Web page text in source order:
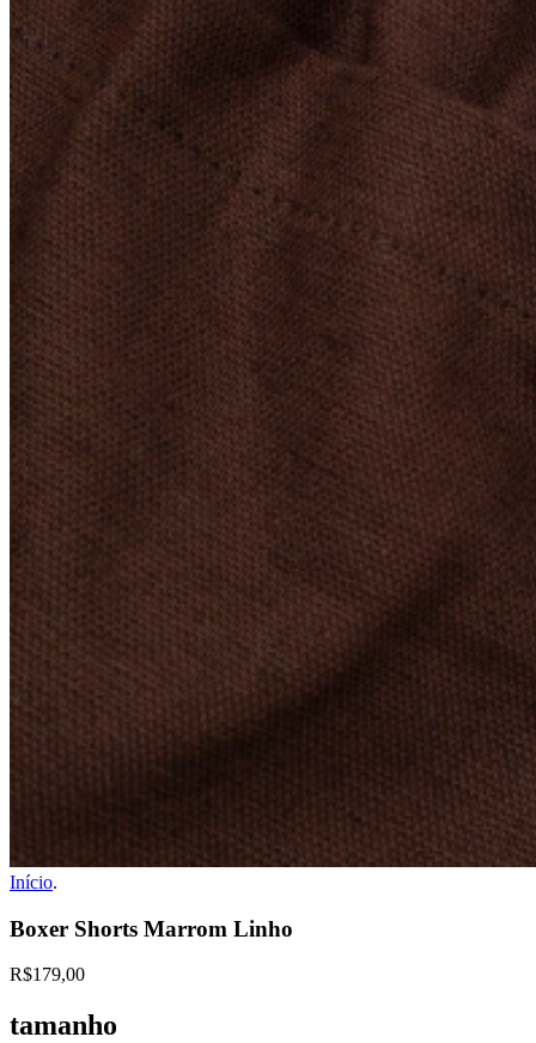
Início.
Boxer Shorts Marrom Linho
R$179,00
tamanho